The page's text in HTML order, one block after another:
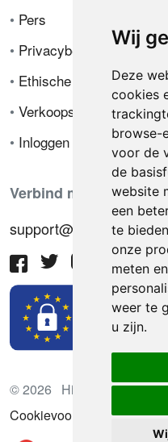
Wij
Deze
cookies
browse-
voor de
de
website
een
te bieden
onze
meten
weer te
u zijn.
• Pers
• Privacybeleid
• Ethische code
• Verkoopsvoorwaarden
• Inloggen
Verbind met ons
© 2026 Hiring Notes.
Cookievoorkeuren